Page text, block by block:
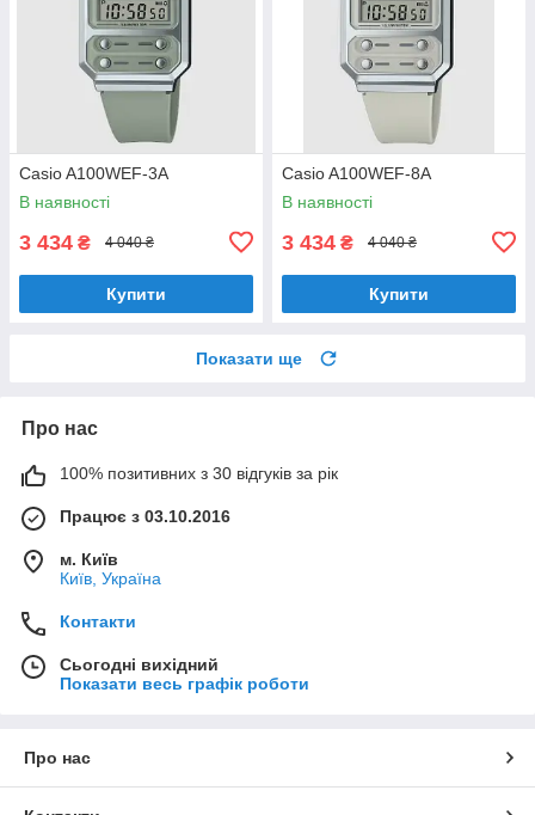
Casio A100WEF-3A
В наявності
3 434 ₴ 4 040 ₴
Купити
Casio A100WEF-8A
В наявності
3 434 ₴ 4 040 ₴
Купити
Показати ще
Про нас
100% позитивних з 30 відгуків за рік
Працює з 03.10.2016
м. Київ
Київ, Україна
Контакти
Сьогодні вихідний
Показати весь графік роботи
Про нас